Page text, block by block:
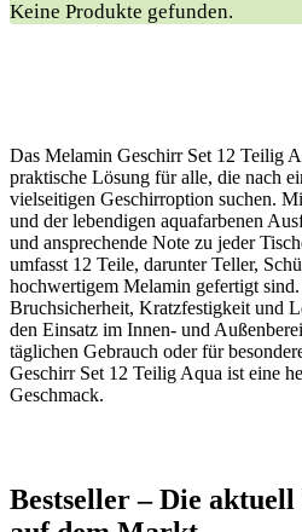
Keine Produkte gefunden.
Das Melamin Geschirr Set 12 Teilig
praktische Lösung für alle, die nach
vielseitigen Geschirroption suchen.
und der lebendigen aquafarbenen
und ansprechende Note zu jeder
umfasst 12 Teile, darunter Teller,
hochwertigem Melamin gefertigt
Bruchsicherheit, Kratzfestigkeit und
den Einsatz im Innen- und
täglichen Gebrauch oder für
Geschirr Set 12 Teilig Aqua ist eine
Geschmack.
Bestseller⁢ – Die